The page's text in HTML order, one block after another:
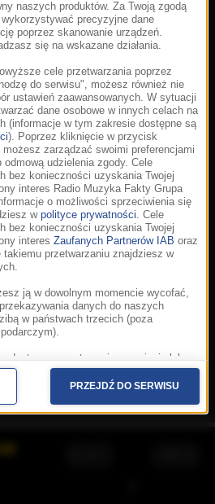
z portalu oznacza akceptację
.Aplikacje.© 2026 Radio Muzyka
Grupa RMF sp. z o.o. sp. k.
naszych produktów. Za Twoją zgodą
precyzyjne dane
poprzez skanowanie urządzeń.
się na wskazane działania.
cele przetwarzania poprzez
do serwisu", możesz również nie
ustawień zaawansowanych. W sytuacji
dane osobowe w innych celach na
(informacje w tym zakresie dostępne są
). Poprzez kliknięcie w przycisk
zarządzać swoimi preferencjami
udzielenia zgody. Cele
bez konieczności uzyskania Twojej
interes Radio Muzyka Fakty Grupa
o możliwości sprzeciwienia się
w polityce prywatności. Cele
bez konieczności uzyskania Twojej
interes Zaufanych Partnerów IAB oraz
przetwarzaniu znajdziesz w
ją w dowolnym momencie wycofać,
danych do naszych
w państwach trzecich (poza
dostępu, sprostowania, usunięcia lub
a także złożenia skargi do
Osobowych. W polityce prywatności
swoje prawa. Szczegółowe
Twoich danych znajdują się w
PRZEJDŹ DO SERWISU